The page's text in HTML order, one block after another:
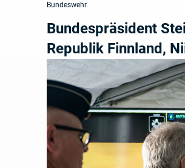
Bundeswehr.
Bundespräsident
Republik Finnland,